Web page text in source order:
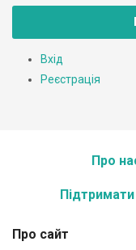
Вхід
Реєстрація
Про
Підтримати
Про сайт